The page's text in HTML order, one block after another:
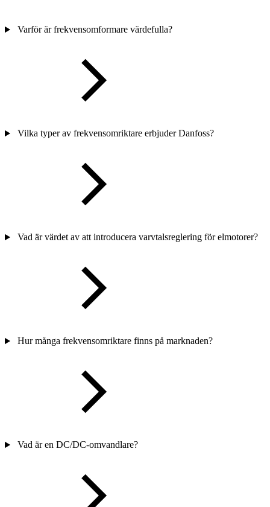
Varför är frekvensomformare värdefulla?
Vilka typer av frekvensomriktare erbjuder Danfoss?
Vad är värdet av att introducera varvtalsreglering för elmotorer?
Hur många frekvensomriktare finns på marknaden?
Vad är en DC/DC-omvandlare?